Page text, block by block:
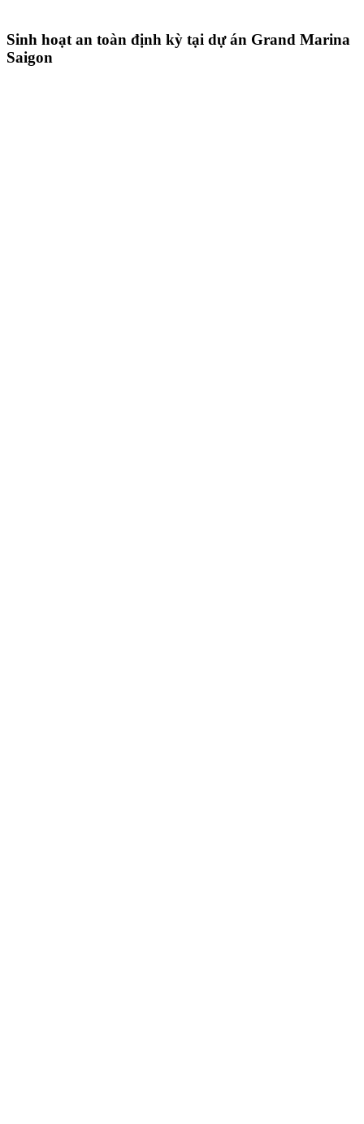
Sinh hoạt an toàn định kỳ tại dự án Grand Marina
Saigon